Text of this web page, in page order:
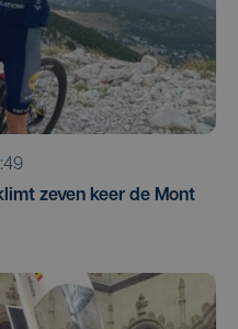
zeven keer de Mont